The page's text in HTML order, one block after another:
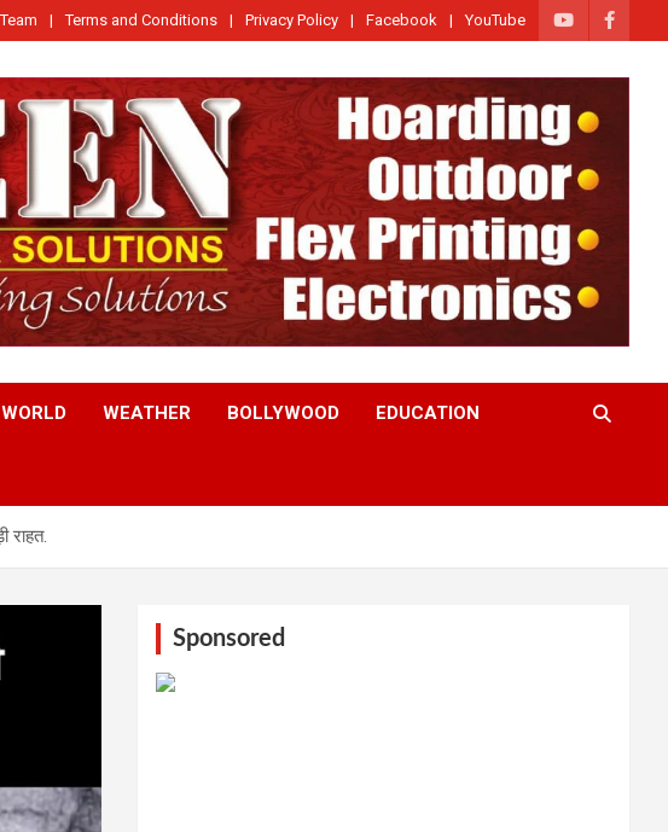
Terms and Conditions Privacy Policy Facebook YouTube
WORLD WEATHER BOLLYWOOD EDUCATION
राहत.
Sponsored